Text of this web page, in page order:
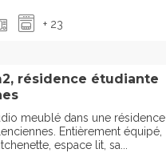
+ 23
résidence étudiante
meublé dans une résidence
Entièrement équipé,
espace lit, sa...